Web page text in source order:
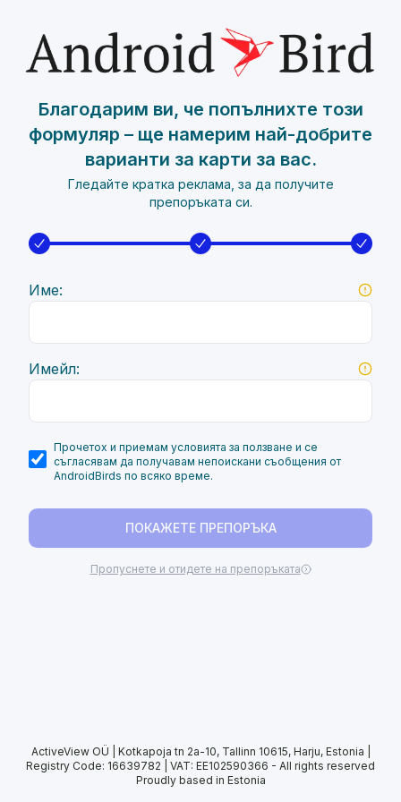
Благодарим ви, че попълнихте този
формуляр – ще намерим най-добрите
варианти за карти за вас.
Гледайте кратка реклама, за да получите
препоръката си.
Име:
Имейл:
Прочетох и приемам условията за ползване и се
съгласявам да получавам непоискани съобщения от
AndroidBirds по всяко време.
ПОКАЖЕТЕ ПРЕПОРЪКА
Пропуснете и отидете на препоръката
ActiveView OÜ | Kotkapoja tn 2a-10, Tallinn 10615, Harju, Estonia |
Registry Code: 16639782 | VAT: EE102590366 - All rights reserved
Proudly based in Estonia